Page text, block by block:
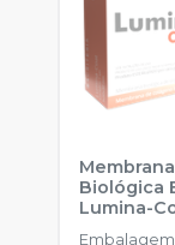
Membrana
Biológica
Lumina-
Embalagem